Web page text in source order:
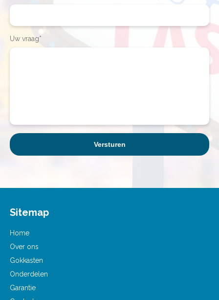
Uw vraag*
Sitemap
Home
Over ons
Gokkasten
Onderdelen
Garantie